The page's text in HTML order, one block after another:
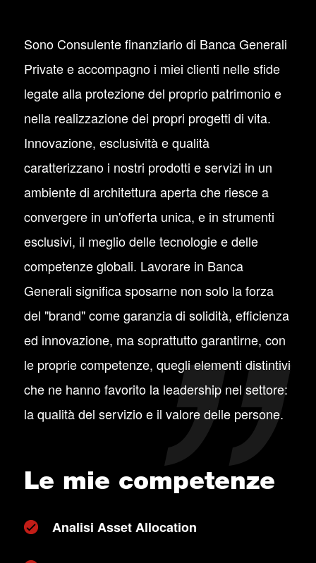
Sono Consulente finanziario di Banca Generali
Private e accompagno i miei clienti nelle sfide
legate alla protezione del proprio patrimonio e
nella realizzazione dei propri progetti di vita.
Innovazione, esclusività e qualità
caratterizzano i nostri prodotti e servizi in un
ambiente di architettura aperta che riesce a
convergere in un'offerta unica, e in strumenti
esclusivi, il meglio delle tecnologie e delle
competenze globali. Lavorare in Banca
Generali significa sposarne non solo la forza
del "brand" come garanzia di solidità, efficienza
ed innovazione, ma soprattutto garantirne, con
le proprie competenze, quegli elementi distintivi
che ne hanno favorito la leadership nel settore:
la qualità del servizio e il valore delle persone.
Le mie competenze
Analisi Asset Allocation